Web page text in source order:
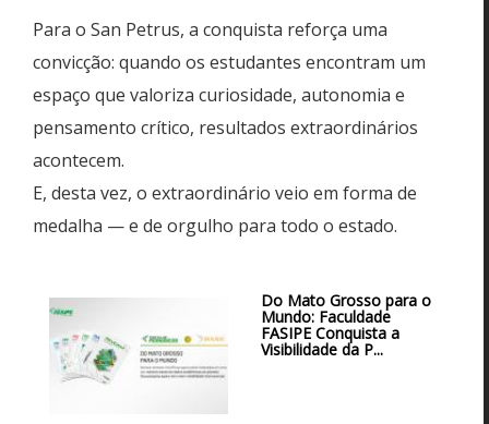
Para o San Petrus, a conquista reforça uma
convicção: quando os estudantes encontram um
espaço que valoriza curiosidade, autonomia e
pensamento crítico, resultados extraordinários
acontecem.
E, desta vez, o extraordinário veio em forma de
medalha — e de orgulho para todo o estado.
Do Mato Grosso para o
Mundo: Faculdade
FASIPE Conquista a
Visibilidade da P...